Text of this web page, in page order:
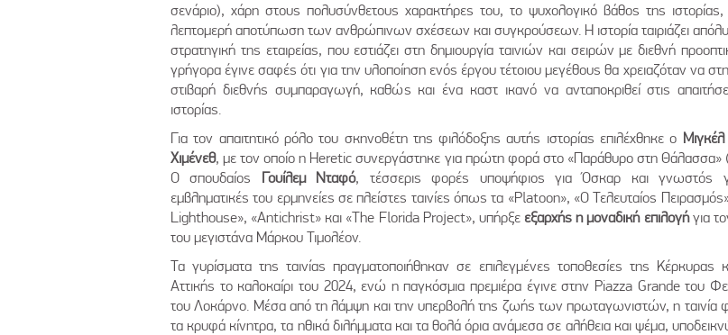
σενάριο), χάρη στους πολυσύνθετους χαρακτήρες του, το ψυχολογικό βάθος της ιστορίας,
λεπτομερή αποτύπωση των ανθρώπινων σχέσεων και συγκρούσεων. Η ιστορία ταιριάζει
στρατηγική της εταιρείας, που εστιάζει στη δημιουργία ταινιών και σειρών με διεθνή
γρήγορα έγινε σαφές ότι για την υλοποίηση ενός έργου τέτοιου μεγέθους θα χρειαζόταν να
στιβαρή διεθνής συμπαραγωγή, καθώς και ένα καστ ικανό να ανταποκριθεί στις
ιστορίας.
Για τον απαιτητικό ρόλο του σκηνοθέτη της φιλόδοξης αυτής ιστορίας επιλέχθηκε ο
Χιμένεθ, με τον οποίο η Heretic συνεργάστηκε για πρώτη φορά στο «Παράθυρο στη Θάλασσα»
Ο σπουδαίος Γουίλεμ Νταφό, τέσσερις φορές υποψήφιος για Όσκαρ και γνωστός
εμβληματικές του ερμηνείες σε πλείστες ταινίες όπως τα «Platoon», «Ο Τελευταίος
Lighthouse», «Antichrist» και «The Florida Project», υπήρξε εξαρχής η μοναδική επιλογήγια
του μεγιστάνα Μάρκου Τιμολέον.
Τα γυρίσματα της ταινίας πραγματοποιήθηκαν σε επιλεγμένες τοποθεσίες της Κέρκυρας
Αττικής το καλοκαίρι του 2024, ενώ η παγκόσμια πρεμιέρα έγινε στην Piazza Grande του
του Λοκάρνο. Μέσα από τη λάμψη και την υπερβολή της ζωής των πρωταγωνιστών, η ταινία
τα κρυφά κίνητρα, τα ηθικά διλήμματα και τα θολά όρια ανάμεσα σε αλήθεια και ψέμα,